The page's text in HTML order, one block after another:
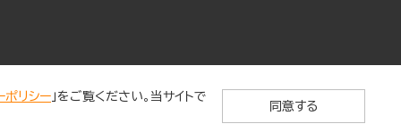
ポリシー 」をご覧ください。当サイトで
同意する